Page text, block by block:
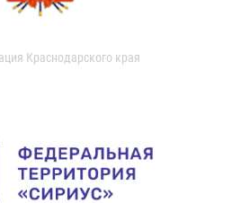
Краснодарского края